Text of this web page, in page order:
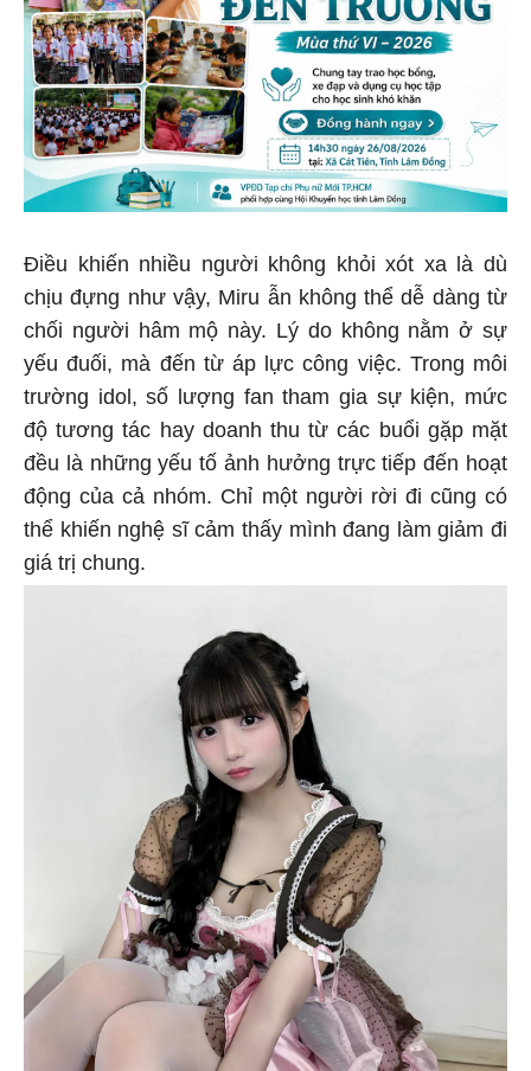
Điều khiến nhiều người không khỏi xót xa là dù
chịu đựng như vậy, Miru ẫn không thể dễ dàng từ
chối người hâm mộ này. Lý do không nằm ở sự
yếu đuối, mà đến từ áp lực công việc. Trong môi
trường idol, số lượng fan tham gia sự kiện, mức
độ tương tác hay doanh thu từ các buổi gặp mặt
đều là những yếu tố ảnh hưởng trực tiếp đến hoạt
động của cả nhóm. Chỉ một người rời đi cũng có
thể khiến nghệ sĩ cảm thấy mình đang làm giảm đi
giá trị chung.